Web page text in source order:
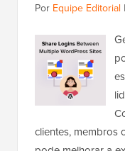
Por Equipe Editorial |
clientes, membros